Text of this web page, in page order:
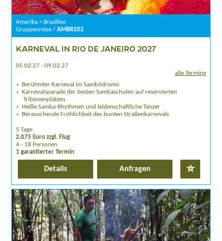
Amerika > Brasilien
Gruppenreise / AMBR102
KARNEVAL IN RIO DE JANEIRO 2027
05.02.27 - 09.02.27
alle Termine
Berühmter Karneval im Sambódromo
Karnevalsparade der besten Sambaschulen auf reservierten
Tribünenplätzen
Heiße Samba-Rhythmen und leidenschaftliche Tänzer
Berauschende Fröhlichkeit des bunten Straßenkarnevals
5 Tage
2.075 Euro zzgl. Flug
4 - 18 Personen
1 garantierter Termin
Details Anfragen